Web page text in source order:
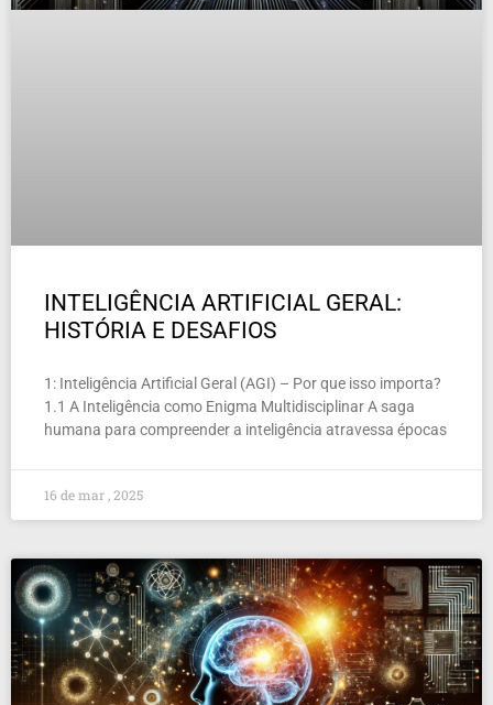
INTELIGÊNCIA ARTIFICIAL GERAL:
HISTÓRIA E DESAFIOS
1: Inteligência Artificial Geral (AGI) – Por que isso importa?
1.1 A Inteligência como Enigma Multidisciplinar A saga
humana para compreender a inteligência atravessa épocas
16 de mar , 2025